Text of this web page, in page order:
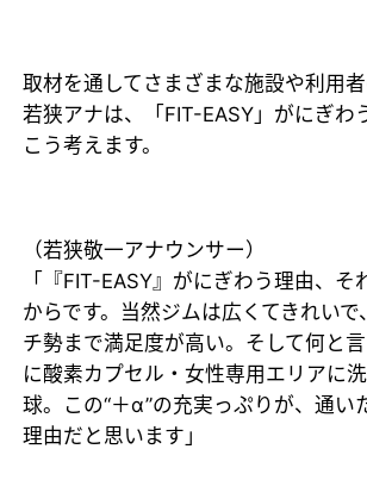
取材を通してさまざまな施設や利用
若狭アナは、「FIT-EASY」がにぎわ
こう考えます。
（若狭敬一アナウンサー）
「『FIT-EASY』がにぎわう理由、そ
からです。当然ジムは広くてきれい
チ勢まで満足度が高い。そして何と
に酸素カプセル・女性専用エリアに
球。この“＋α”の充実っぷりが、通い
理由だと思います」